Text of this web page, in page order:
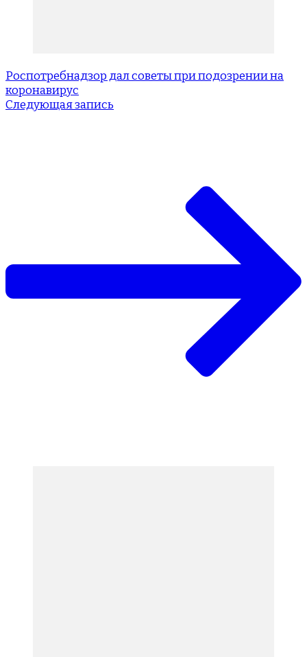
Роспотребнадзор дал советы при подозрении на
коронавирус
Следующая запись